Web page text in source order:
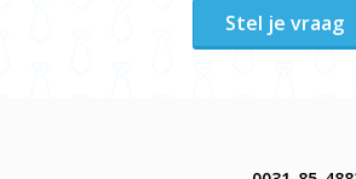
Stel je vraag